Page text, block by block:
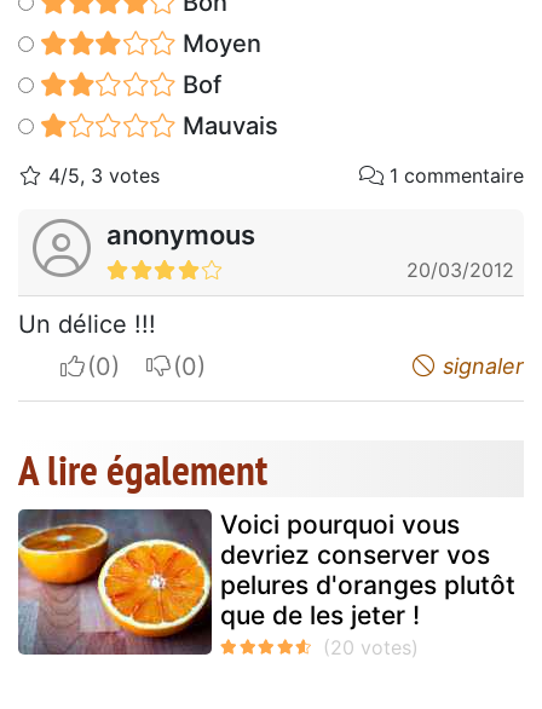
Moyen
Bof
Mauvais
4/5, 3 votes 1 commentaire
anonymous
20/03/2012
Un délice !!!
I apreciateI do not appreciate signaler
A lire également
Voici pourquoi vous
devriez conserver vos
pelures d'oranges plutôt
que de les jeter !